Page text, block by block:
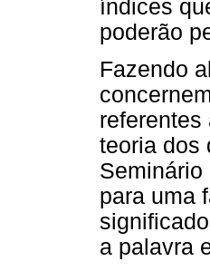
índices
poderão
Fazendo
referentes
teoria dos
Seminário
para uma
a palavra